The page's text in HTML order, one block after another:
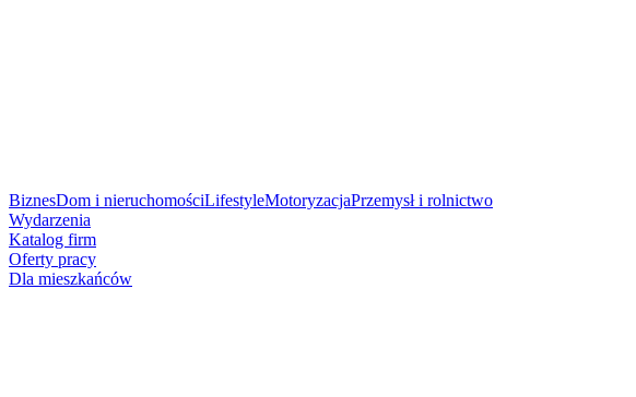
BiznesDom i nieruchomościLifestyleMotoryzacjaPrzemysł i rolnictwo
Wydarzenia
Katalog firm
Oferty pracy
Dla mieszkańców